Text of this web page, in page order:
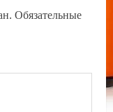
Обязательные